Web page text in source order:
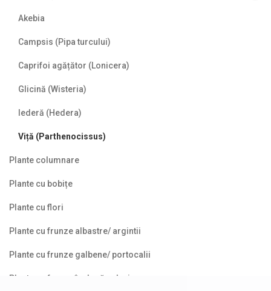
Akebia
Campsis (Pipa turcului)
Caprifoi agățător (Lonicera)
Glicină (Wisteria)
Iederă (Hedera)
Viță (Parthenocissus)
Plante columnare
Plante cu bobițe
Plante cu flori
Plante cu frunze albastre/ argintii
Plante cu frunze galbene/ portocalii
Plante cu frunze în două culori